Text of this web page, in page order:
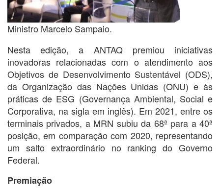
Ministro Marcelo Sampaio.
Nesta edição, a ANTAQ premiou iniciativas
inovadoras relacionadas com o atendimento aos
Objetivos de Desenvolvimento Sustentável (ODS),
da Organização das Nações Unidas (ONU) e às
práticas de ESG (Governança Ambiental, Social e
Corporativa, na sigla em inglês). Em 2021, entre os
terminais privados, a MRN subiu da 68ª para a 40ª
posição, em comparação com 2020, representando
um salto extraordinário no ranking do Governo
Federal.
Premiação